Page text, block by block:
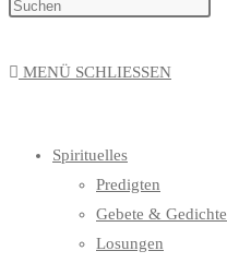
MENÜ SCHLIESSEN
Spirituelles
Predigten
Gebete & Gedichte
Losungen